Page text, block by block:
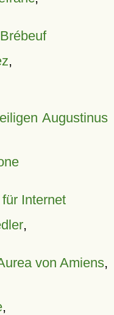
,
Augustinus
Internet
,
von Amiens,
,